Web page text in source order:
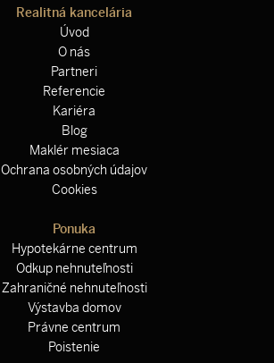
Realitná kancelária
Úvod
O nás
Partneri
Referencie
Kariéra
Blog
Maklér mesiaca
Ochrana osobných údajov
Cookies
Ponuka
Hypotekárne centrum
Odkup nehnuteľnosti
Zahraničné nehnuteľnosti
Výstavba domov
Právne centrum
Poistenie